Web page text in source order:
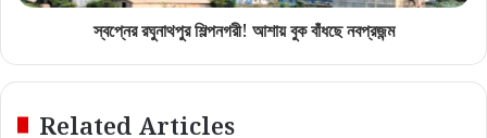
স্বপ্নের রঘুনাথপুর শিল্পনগরী! আশায় বুক বাঁধছে নবপ্রজন্ম
Related Articles